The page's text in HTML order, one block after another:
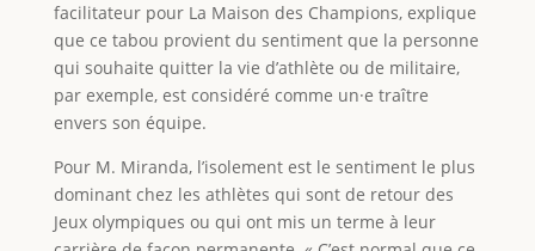
facilitateur pour La Maison des Champions, explique
que ce tabou provient du sentiment que la personne
qui souhaite quitter la vie d’athlète ou de militaire,
par exemple, est considéré comme un·e traître
envers son équipe.
Pour M. Miranda, l’isolement est le sentiment le plus
dominant chez les athlètes qui sont de retour des
Jeux olympiques ou qui ont mis un terme à leur